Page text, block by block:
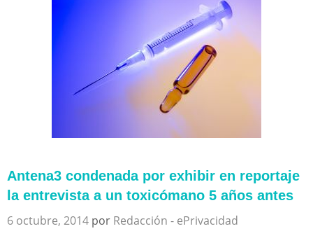
Antena3 condenada por exhibir en reportaje
la entrevista a un toxicómano 5 años antes
6 octubre, 2014 por Redacción - ePrivacidad